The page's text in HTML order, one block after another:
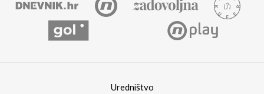
Uredništvo